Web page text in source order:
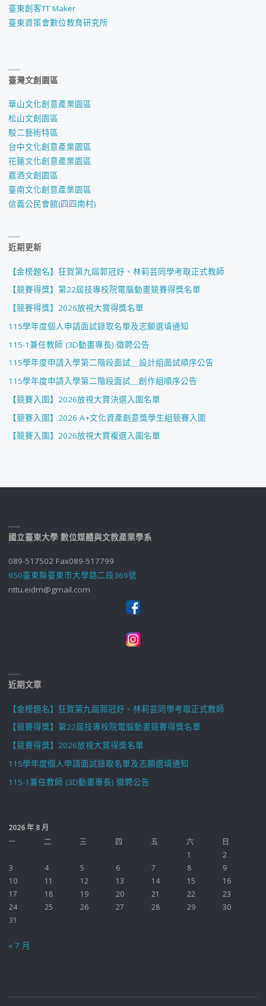
臺東創客TT Maker
臺東資策會數位教育研究所
臺灣文創園區
華山文化創意產業園區
松山文創園區
駁二藝術特區
台中文化創意產業園區
花蓮文化創意產業園區
嘉酒文創園區
臺南文化創意產業園區
信義公民會館(四四南村)
近期更新
【金榜題名】狂賀第九屆郭冠妤、林莉芸同學考取正式教師
【競賽得獎】第22屆技專校院電腦動畫競賽得獎名單
【競賽得獎】2026放視大賞得獎名單
115學年度個人申請面試錄取名單及志願選填通知
115-1兼任教師 (3D動畫專長) 徵聘公告
115學年度申請入學第二階段面試＿設計組面試順序公告
115學年度申請入學第二階段面試＿創作組順序公告
【競賽入圍】2026放視大賞決選入圍名單
【競賽入圍】2026 A+文化資產創意獎學生組競賽入圍
【競賽入圍】2026放視大賞複選入圍名單
國立臺東大學 數位媒體與文教產業學系
089-517502 Fax089-517799
950臺東縣臺東市大學路二段369號
nttu.eidm@gmail.com
近期文章
【金榜題名】狂賀第九屆郭冠妤、林莉芸同學考取正式教師
【競賽得獎】第22屆技專校院電腦動畫競賽得獎名單
【競賽得獎】2026放視大賞得獎名單
115學年度個人申請面試錄取名單及志願選填通知
115-1兼任教師 (3D動畫專長) 徵聘公告
2026 年 8 月
一
二 三 四 五 六
日
1
2
3
4 5 6 7 8
9
10
11 12 13 14 15
16
17
18 19 20 21 22
23
24
25 26 27 28 29
30
31
« 7 月